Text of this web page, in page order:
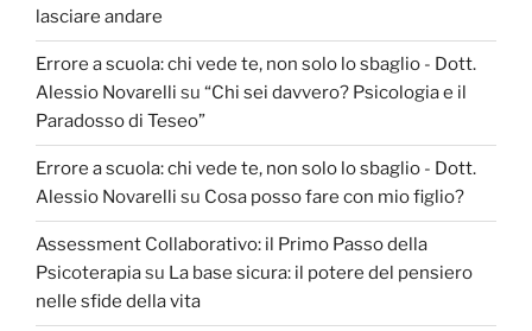
lasciare andare
Errore a scuola: chi vede te, non solo lo sbaglio - Dott.
Alessio Novarelli su “Chi sei davvero? Psicologia e il
Paradosso di Teseo”
Errore a scuola: chi vede te, non solo lo sbaglio - Dott.
Alessio Novarelli su Cosa posso fare con mio figlio?
Assessment Collaborativo: il Primo Passo della
Psicoterapiasu La base sicura: il potere del pensiero
nelle sfide della vita